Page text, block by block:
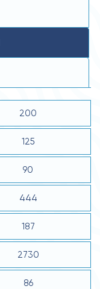
200
125
90
444
187
2730
86